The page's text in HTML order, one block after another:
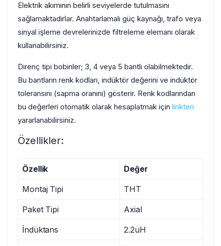
Elektrik akımının belirli seviyelerde tutulmasını
sağlamaktadırlar. Anahtarlamalı güç kaynağı, trafo veya
sinyal işleme devrelerinizde filtreleme elemanı olarak
kullanabilirsiniz.
Direnç tipi bobinler; 3, 4 veya 5 bantlı olabilmektedir.
Bu bantların renk kodları, indüktör değerini ve indüktör
toleransını (sapma oranını) gösterir. Renk kodlarından
bu değerleri otomatik olarak hesaplatmak için linkten
yararlanabilirsiniz.
Özellikler:
Özellik Değer
Montaj Tipi THT
Paket Tipi Axial
İndüktans 2.2uH